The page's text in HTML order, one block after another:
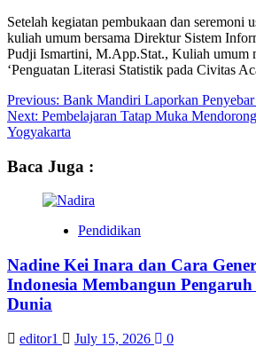
Setelah kegiatan pembukaan dan seremoni
kuliah umum bersama Direktur Sistem
Pudji Ismartini, M.App.Stat., Kuliah umum
‘Penguatan Literasi Statistik pada Civitas
Post
navigation
Previous: Bank Mandiri Laporkan
Next: Pembelajaran Tatap Muka
Yogyakarta
Baca Juga :
Pendidikan
Nadine Kei Inara dan Cara
Indonesia Membangun
Dunia
editor1 July 15, 2026 0